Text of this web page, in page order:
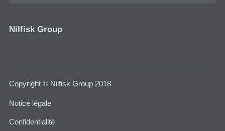
Nilfisk Group
Copyright © Nilfisk Group 2018
Notice légale
Confidentialité